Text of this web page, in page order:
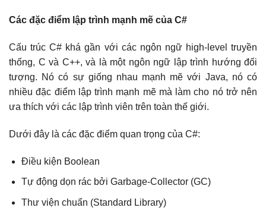
Các đặc điểm lập trình mạnh mẽ của C#
Cấu trúc C# khá gần với các ngôn ngữ high-level truyền
thống, C và C++, và là một ngôn ngữ lập trình hướng đối
tượng. Nó có sự giống nhau mạnh mẽ với Java, nó có
nhiều đặc điểm lập trình mạnh mẽ mà làm cho nó trở nên
ưa thích với các lập trình viên trên toàn thế giới.
Dưới đây là các đặc điểm quan trọng của C#:
Điều kiện Boolean
Tự động dọn rác bởi Garbage-Collector (GC)
Thư viện chuẩn (Standard Library)